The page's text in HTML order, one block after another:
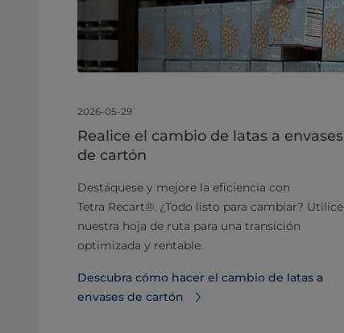
2026-05-29
Realice el cambio de latas a envases
de cartón
Destáquese y mejore la eficiencia con
Tetra Recart®. ¿Todo listo para cambiar? Utilice
nuestra hoja de ruta para una transición
optimizada y rentable.
Descubra cómo hacer el cambio de latas a
envases de cartón